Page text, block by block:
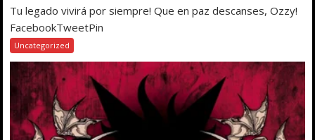
Tu legado vivirá por siempre! Que en paz descanses, Ozzy!
FacebookTweetPin
Uncategorized